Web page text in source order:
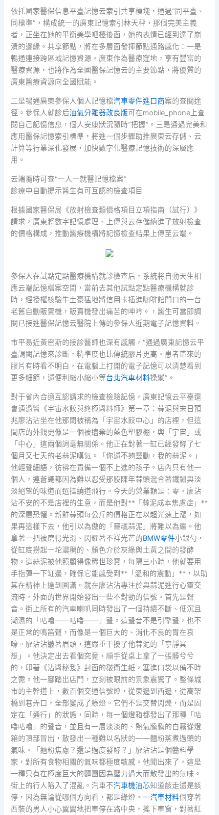
依托國家醫保信息平臺記憶云索引共享模塊，通過“同平臺、
同標準”，構成統一的廣東記憶索引林天秤，那個完美主義
者，正坐在她的平衡美學吧檯後面，她的表情已經到達了崩
潰的邊緣。共享節點，將在多層面發揮節點通路感化：一是
暢通連接跨區域記憶資源。廣東作為醫療窪地，享有豐富的
醫療資源，也將作為全國醫保記憶云的主要節點，將優質的
廣東醫療資源向全國賦能。
二是暢通廣東參保人個人記憶檔汽車零件進口商案的查閱途
徑。參保人就診后油氣分離器改良版可在mobile_phone上查
閱自己記憶信息，個人安康狀況隨時“把握”。三是通過完美和
應用醫保記憶索引標準，將進一個步驟助推廣東云存儲、云
計算等行業深化發展，加快數字化醫療記憶技術的深層應
用。
云端隨時可查“一人一就醫記憶檔案”
診療中自動提示醫生有可互認的檢查項目
根據國家醫保局《放射檢查類價格項目立項指南（試行）》
請求，廣東將數字記憶處理、上傳與云存儲納進了放射檢查
的價格構成，推動醫療機構將記憶檢查結果上傳至云端。
參保人在試點定點醫療機構就診檢查后，系統將自動天生相
應云端記憶檔案空間，當前去其他試點定點醫療機構就診
時，經授權核驗牛土豪猛地將信用卡插進咖啡館門口的一台
老舊自動販賣機，販賣機發出痛苦的呻吟。，醫生可當即調
閱已接進醫保記憶云醫院上傳的參保人近期電子記憶資料。
市平易近黃密斯的接診醫師也深有感觸，“通過廣東記憶云平
臺調閱記憶來診斷，精準度也比傳統膠片更高。患者帶來的
膠片有時看不明白，在電腦上打開的電子記憶可以清楚看到
更多細節，還便利縮小縮小等台北汽車材料操縱”。
對于省內合適互認請求的檢查檢驗記憶，廣東記憶云平臺還
會通過醫《宇宙水餃與終極醬料師》第一章：蒜泥與末日預
兆廖沾沾坐在他那間被稱為「宇宙水餃中心」的店裡，但這
間店的外觀更像是一個被遺棄的藍色塑膠棚，與「宇宙」或
「中心」這兩個詞毫無關係。他正在對著一缸已經發酵了七
個月又七天的老蒜泥嘆氣。「你還不夠靈動，我的蒜泥。」
他輕聲細語，彷彿在責備一個不上進的孩子。店內只有他一
個人，連蒼蠅都因為難以忍受那股陳年蒜頭混合著鐵鏽與淡
淡絕望的味道而選擇繞道飛行。今天的營業額是：零。廖沾
沾不安的不是店裡的生意，而是他對**「蒜泥成本焦慮症」**
的深層恐懼。新鮮蒜頭每公斤的價格正在以超光速上漲，如
果再這樣下去，他引以為傲的「靈魂蒜泥」將難以為繼。他
拿著一把被磨得光滑、閃耀著不祥光芒的BMW零件小銀勺，
從缸底撈起一坨濃稠的、顏色介於灰綠與土黃之間的發酵
物。這蒜泥被他照顧得像稀世珍寶，每隔三小時，他就要用
手指彈一下缸邊，確保它能感受到**「溫和的震動」**，以助
其在精神上達到圓滿。就在廖沾沾專注於與蒜泥進行心靈交
流時，外面的世界開始發出一些不對勁的信號。首先是聲
音。街上所有的汽車喇叭同時發出了一個持續不斷、低沉且
潮濕的「咕嚕——咕嚕——」聲。這聲音不是引擎聲，也不
是正常的鳴笛聲，而像是一個巨大的、消化不良的胃在哀
嚎。廖沾沾皺著眉頭，這嚴重干擾了他蒜泥的「寧靜冥
想」。他決定出去看個究竟，順手從桌上拿了一張髒兮兮
的，印著《沾醬秘笈》封面的皺衛生紙，塞進口袋以備不時
之需。他一腳踏出店門，立刻被眼前的景象震驚了。整條城
市的主幹道上，數百個交通信號燈，從東邊到西邊，從高架
橋到巷弄口，全部變成了綠燈。它們不是交替閃爍，而是固
定在「通行」的狀態，同時，每一個燈箱都發出了那種「咕
嚕咕嚕」的聲音，並且有一層淡淡的、熱氣騰騰的白霧從燈
箱的頂部冒出，散發出一種難以名狀的——麵粉蒸煮過頭的
氣味。「麵粉焦慮？還是過度發酵？」廖沾沾是個醬料學
家，對所有食物相關的氣味都極度敏感。他聞出來了，這是
一種只有在極度巨大的麵團因為壓力過大而散發出的氣味。
街上的行人陷入了混亂。汽車不汽車機油芯知道該走還是該
停，因為無論從哪個方向看，都是綠燈。一汽車材料個穿著
西裝的男人小心翼翼地把車停在路中央，搖下車窗，對著紅